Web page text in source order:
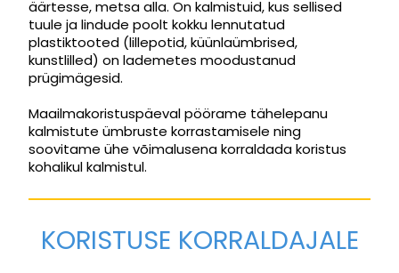
äärtesse, metsa alla. On kalmistuid, kus sellised
tuule ja lindude poolt kokku lennutatud
plastiktooted (lillepotid, küünlaümbrised,
kunstlilled) on lademetes moodustanud
prügimägesid.
Maailmakoristuspäeval pöörame tähelepanu
kalmistute ümbruste korrastamisele ning
soovitame ühe võimalusena korraldada koristus
kohalikul kalmistul.
KORISTUSE KORRALDAJALE